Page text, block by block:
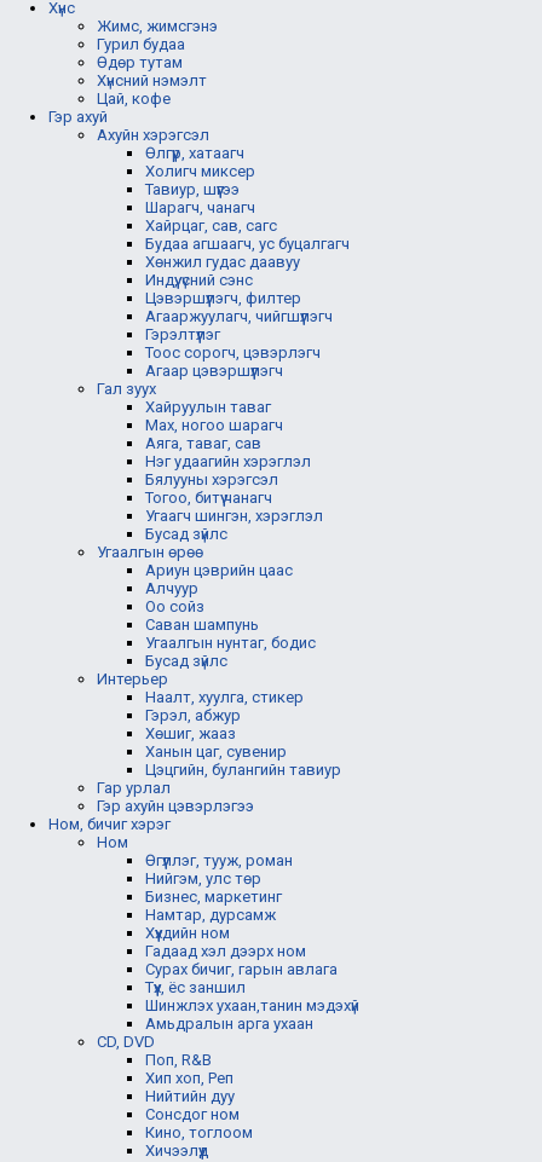
Хүнс
Жимс, жимсгэнэ
Гурил будаа
Өдөр тутам
Хүнсний нэмэлт
Цай, кофе
Гэр ахуй
Ахуйн хэрэгсэл
Өлгүүр, хатаагч
Холигч миксер
Тавиур, шүүгээ
Шарагч, чанагч
Хайрцаг, сав, сагс
Будаа агшаагч, ус буцалгагч
Хөнжил гудас даавуу
Индүү, үсний сэнс
Цэвэршүүлэгч, филтер
Агааржуулагч, чийгшүүлэгч
Гэрэлтүүлэг
Тоос сорогч, цэвэрлэгч
Агаар цэвэршүүлэгч
Гал зуух
Хайруулын таваг
Мах, ногоо шарагч
Аяга, таваг, сав
Нэг удаагийн хэрэглэл
Бялууны хэрэгсэл
Тогоо, битүү чанагч
Угаагч шингэн, хэрэглэл
Бусад зүйлс
Угаалгын өрөө
Ариун цэврийн цаас
Алчуур
Оо сойз
Саван шампунь
Угаалгын нунтаг, бодис
Бусад зүйлс
Интерьер
Наалт, хуулга, стикер
Гэрэл, абжур
Хөшиг, жааз
Ханын цаг, сувенир
Цэцгийн, булангийн тавиур
Гар урлал
Гэр ахуйн цэвэрлэгээ
Ном, бичиг хэрэг
Ном
Өгүүллэг, тууж, роман
Нийгэм, улс төр
Бизнес, маркетинг
Намтар, дурсамж
Хүүхдийн ном
Гадаад хэл дээрх ном
Сурах бичиг, гарын авлага
Түүх, ёс заншил
Шинжлэх ухаан,танин мэдэхүй
Амьдралын арга ухаан
CD, DVD
Поп, R&B
Хип хоп, Реп
Нийтийн дуу
Сонсдог ном
Кино, тоглоом
Хичээлүүд